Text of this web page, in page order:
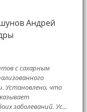
Андрей
с сахарным
Установлено, что
заболеваний. Ус...